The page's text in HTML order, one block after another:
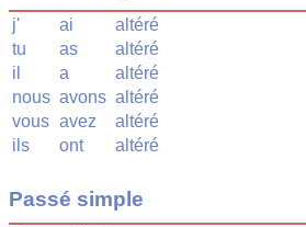
j' ai
altéré
tu
as
altéré
il
a
altéré
nous avons altéré
vous avez
altéré
ils
ont altéré
Passé simple